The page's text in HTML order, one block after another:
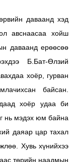
даваанд хэд
авснаасаа хойш
даваанд ерөөсөө
Б.Бат-Өлзий
хоёр, гурван
байсан.
хоёр удаа би
нь мэдэх юм байна
даяар цар тахал
Хувь хүнийхээ
төрийн наадмын